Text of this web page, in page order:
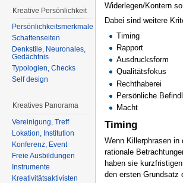
Widerlegen/Kontern
Dabei sind weitere
Timing
Rapport
Ausdrucksform
Qualitätsfokus
Rechthaberei
Persönliche
Macht
Timing
Wenn Killerphrasen in
rationale
haben sie
den ersten Grundsatz
Kreative Persönlichkeit
Persönlichkeitsmerkmale
Schattenseiten
Denkstile, Neuronales,
Gedächtnis
Typologien, Checks
Self design
Kreatives Panorama
Vereinigung, Treff
Lokation, Institution
Konferenz, Event
Freie Ausbildungen
Instrumente
Kreativitätsaktivisten